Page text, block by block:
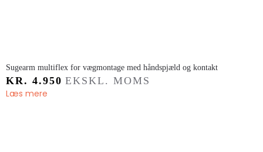
​Sugearm multiflex for vægmontage med håndspjæld og kontakt
KR. 4.950 EKSKL. MOMS
Læs mere